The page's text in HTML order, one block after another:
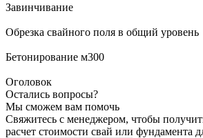
Завинчивание
Обрезка свайного поля в общий уровень
Бетонирование м300
Оголовок
Остались вопросы?
Мы сможем вам помочь
Свяжитесь с менеджером, чтобы
расчет стоимости свай или фундамента